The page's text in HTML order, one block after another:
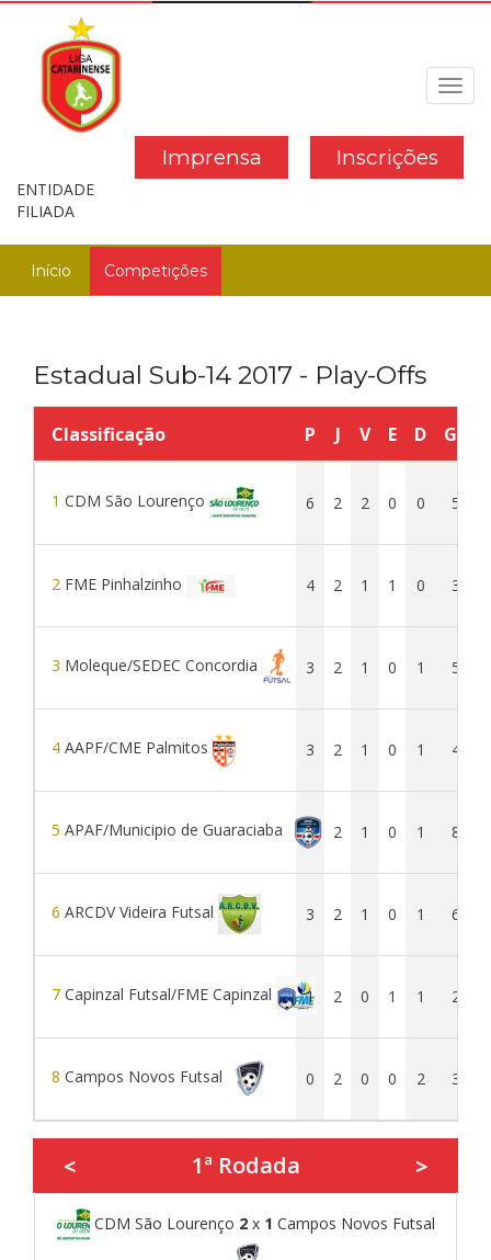
Inscrições
Imprensa
ENTIDADE
FILIADA
Início Competições
Estadual Sub-14 2017 - Play-Offs
Classificação P J V E D GP
1 CDM São Lourenço 6 2 2 0 0 5
2 FME Pinhalzinho 4 2 1 1 0 3
3 Moleque/SEDEC Concordia 3 2 1 0 1 5
4 AAPF/CME Palmitos 3 2 1 0 1 4
5 APAF/Municipio de Guaraciaba 3 2 1 0 1 8
6 ARCDV Videira Futsal 3 2 1 0 1 6
7 Capinzal Futsal/FME Capinzal 1 2 0 1 1 2
8 Campos Novos Futsal 0 2 0 0 2 3
< 1ª Rodada >
CDM São Lourenço 2x 1 Campos Novos Futsal